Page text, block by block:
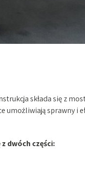
składa się z
umożliwiają sprawny
dwóch części: